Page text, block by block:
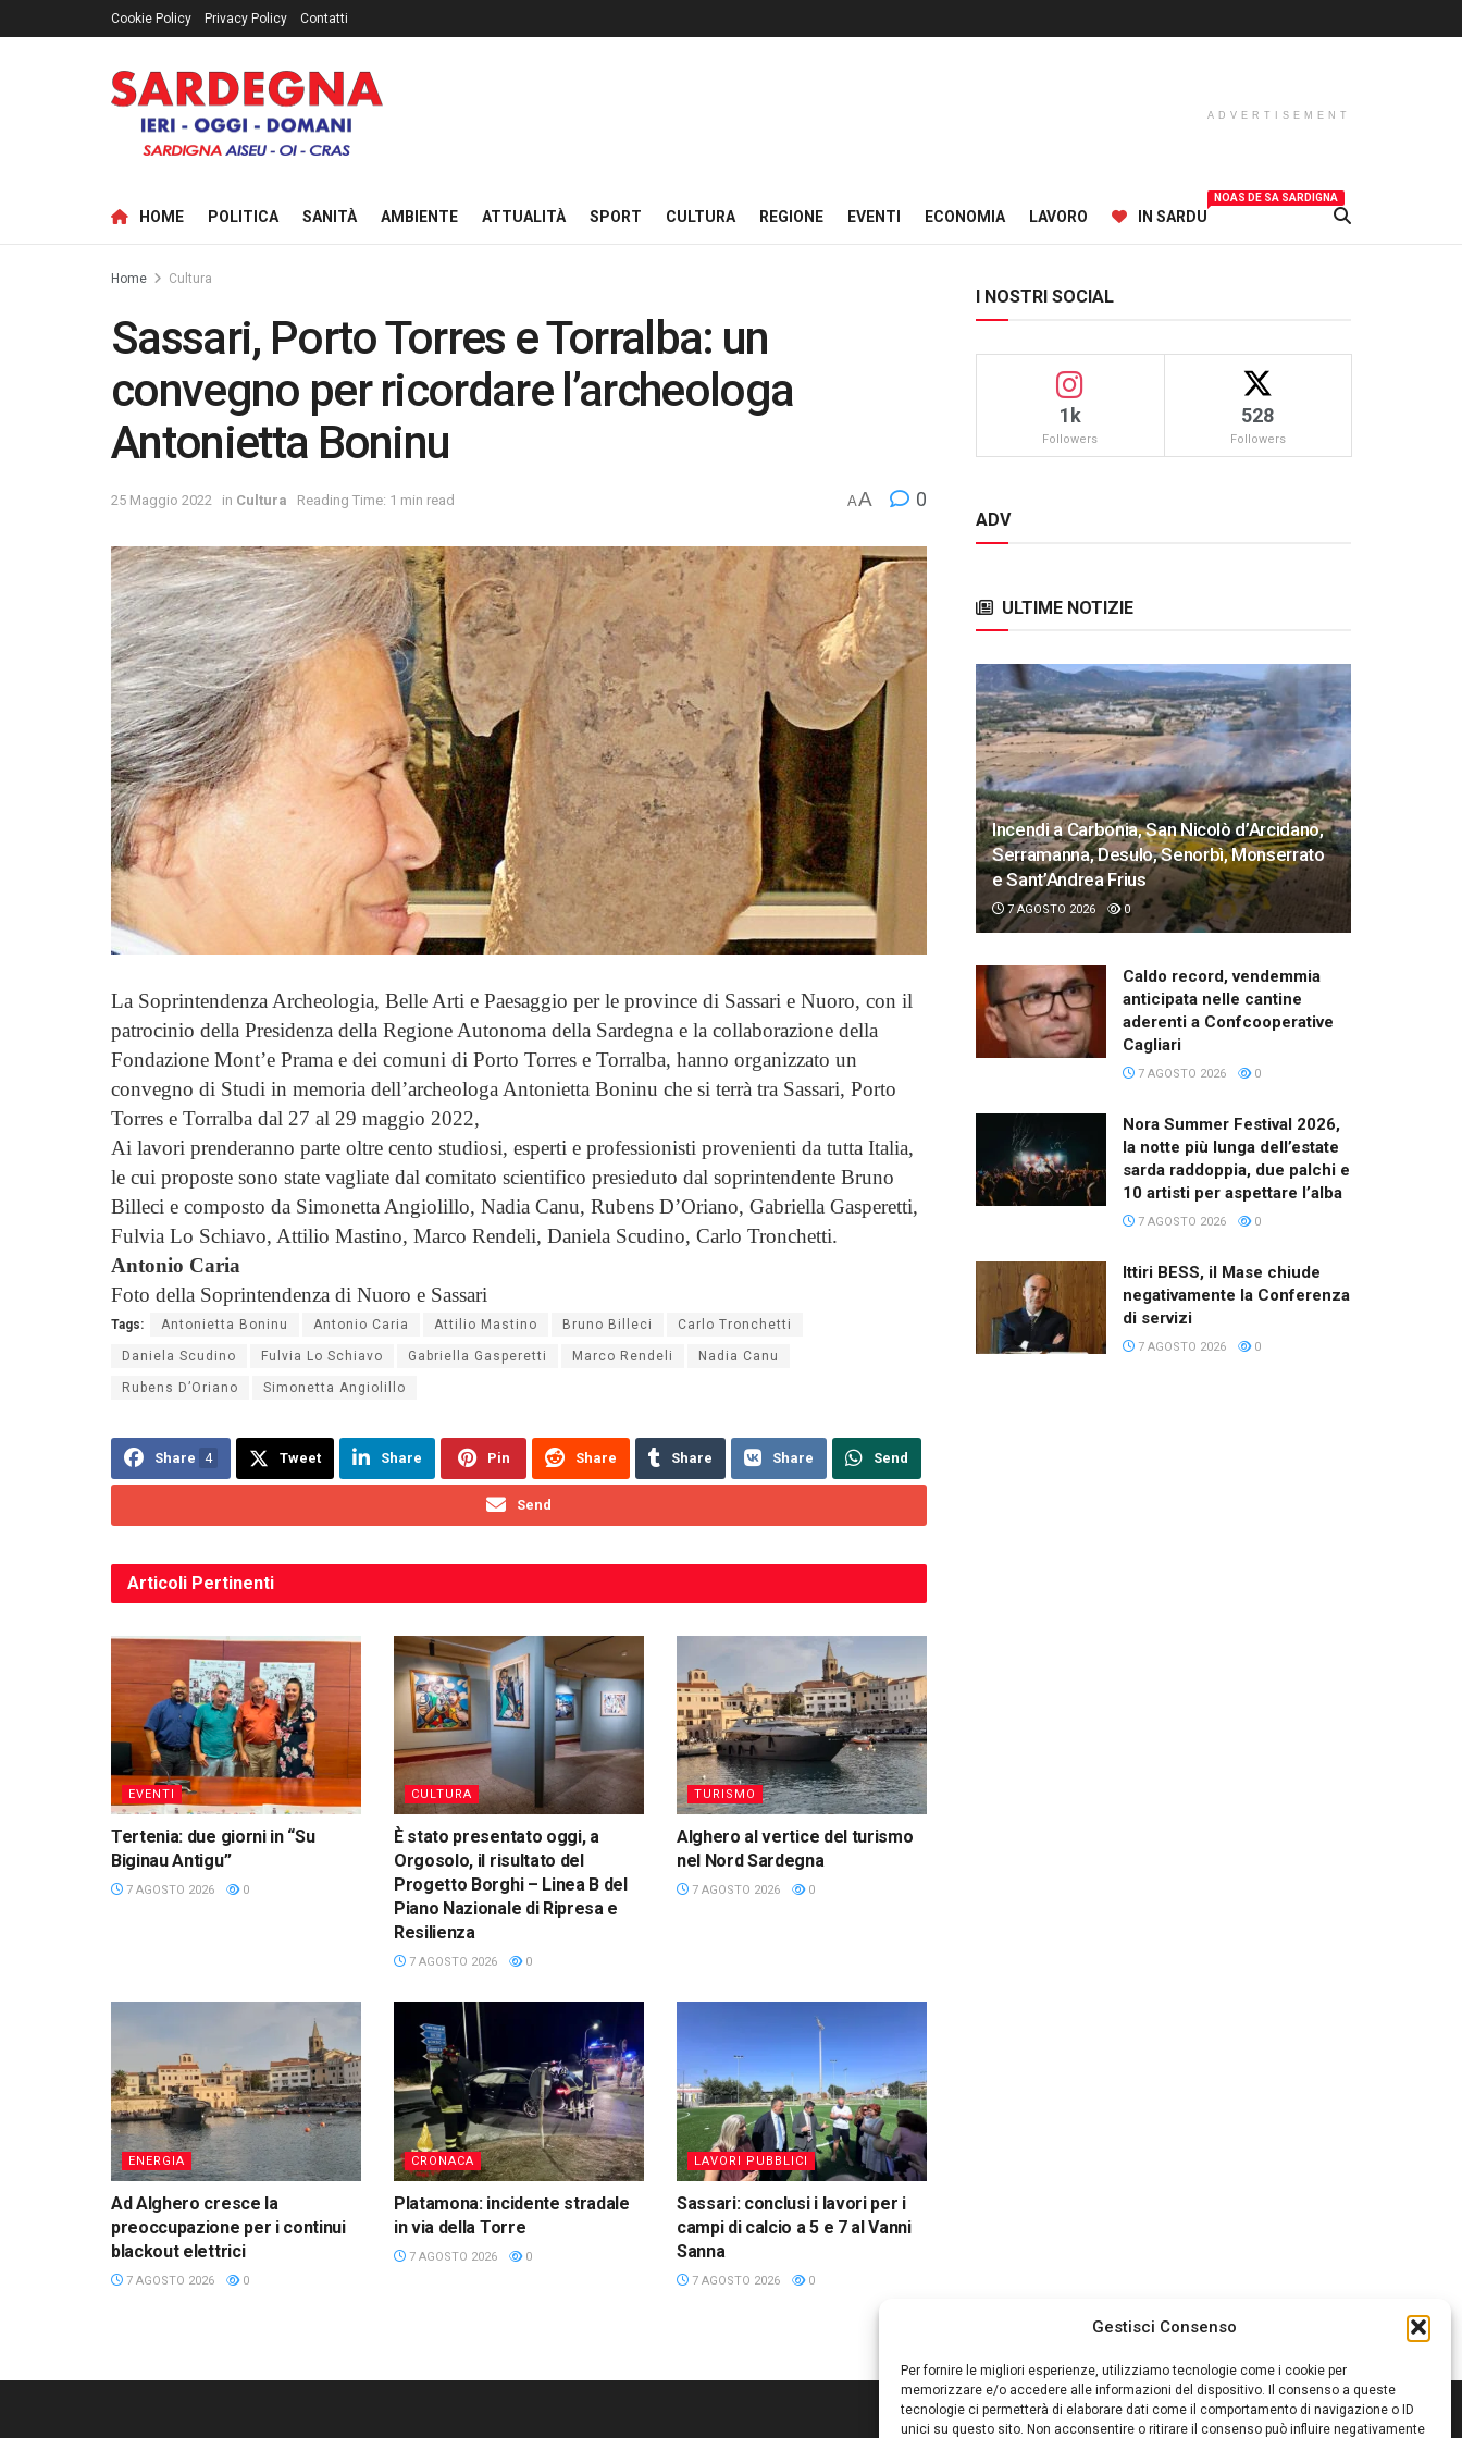
Gestisci Consenso
Per fornire le migliori esperienze, utilizziamo tecnologie come i cookie per
memorizzare e/o accedere alle informazioni del dispositivo. Il consenso a queste
tecnologie ci permetterà di elaborare dati come il comportamento di navigazione o ID
unici su questo sito. Non acconsentire o ritirare il consenso può influire negativamente
Cookie Policy Privacy Policy Contatti
ADVERTISEMENT
HOME POLITICA SANITÀ AMBIENTE ATTUALITÀ SPORT CULTURA REGIONE EVENTI ECONOMIA LAVORO IN SARDU
NOAS DE SA SARDIGNA
Home Cultura
Sassari, Porto Torres e Torralba: un
convegno per ricordare l’archeologa
Antonietta Boninu
25 Maggio 2022 in Cultura Reading Time: 1 min read AA 0
La Soprintendenza Archeologia, Belle Arti e Paesaggio per le province di Sassari e Nuoro, con il
patrocinio della Presidenza della Regione Autonoma della Sardegna e la collaborazione della
Fondazione Mont’e Prama e dei comuni di Porto Torres e Torralba, hanno organizzato un
convegno di Studi in memoria dell’archeologa Antonietta Boninu che si terrà tra Sassari, Porto
Torres e Torralba dal 27 al 29 maggio 2022,
Ai lavori prenderanno parte oltre cento studiosi, esperti e professionisti provenienti da tutta Italia,
le cui proposte sono state vagliate dal comitato scientifico presieduto dal soprintendente Bruno
Billeci e composto da Simonetta Angiolillo, Nadia Canu, Rubens D’Oriano, Gabriella Gasperetti,
Fulvia Lo Schiavo, Attilio Mastino, Marco Rendeli, Daniela Scudino, Carlo Tronchetti.
Antonio Caria
Foto della Soprintendenza di Nuoro e Sassari
Tags: Antonietta Boninu Antonio Caria Attilio Mastino Bruno Billeci Carlo Tronchetti
Daniela Scudino Fulvia Lo Schiavo Gabriella Gasperetti Marco Rendeli Nadia Canu
Rubens D’Oriano Simonetta Angiolillo
Share 4 Tweet Share Pin Share Share Share Send
Send
Articoli Pertinenti
EVENTI
Tertenia: due giorni in “Su
Biginau Antigu”
7 AGOSTO 2026 0
CULTURA
È stato presentato oggi, a
Orgosolo, il risultato del
Progetto Borghi – Linea B del
Piano Nazionale di Ripresa e
Resilienza
7 AGOSTO 2026 0
TURISMO
Alghero al vertice del turismo
nel Nord Sardegna
7 AGOSTO 2026 0
ENERGIA
Ad Alghero cresce la
preoccupazione per i continui
blackout elettrici
7 AGOSTO 2026 0
CRONACA
Platamona: incidente stradale
in via della Torre
7 AGOSTO 2026 0
LAVORI PUBBLICI
Sassari: conclusi i lavori per i
campi di calcio a 5 e 7 al Vanni
Sanna
7 AGOSTO 2026 0
I NOSTRI SOCIAL
1k
Followers
528
Followers
ADV
ULTIME NOTIZIE
Incendi a Carbonia, San Nicolò d’Arcidano,
Serramanna, Desulo, Senorbì, Monserrato
e Sant’Andrea Frius
7 AGOSTO 2026 0
Caldo record, vendemmia
anticipata nelle cantine
aderenti a Confcooperative
Cagliari
7 AGOSTO 2026 0
Nora Summer Festival 2026,
la notte più lunga dell’estate
sarda raddoppia, due palchi e
10 artisti per aspettare l’alba
7 AGOSTO 2026 0
Ittiri BESS, il Mase chiude
negativamente la Conferenza
di servizi
7 AGOSTO 2026 0